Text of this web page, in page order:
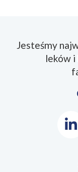
Jesteśmy
leków